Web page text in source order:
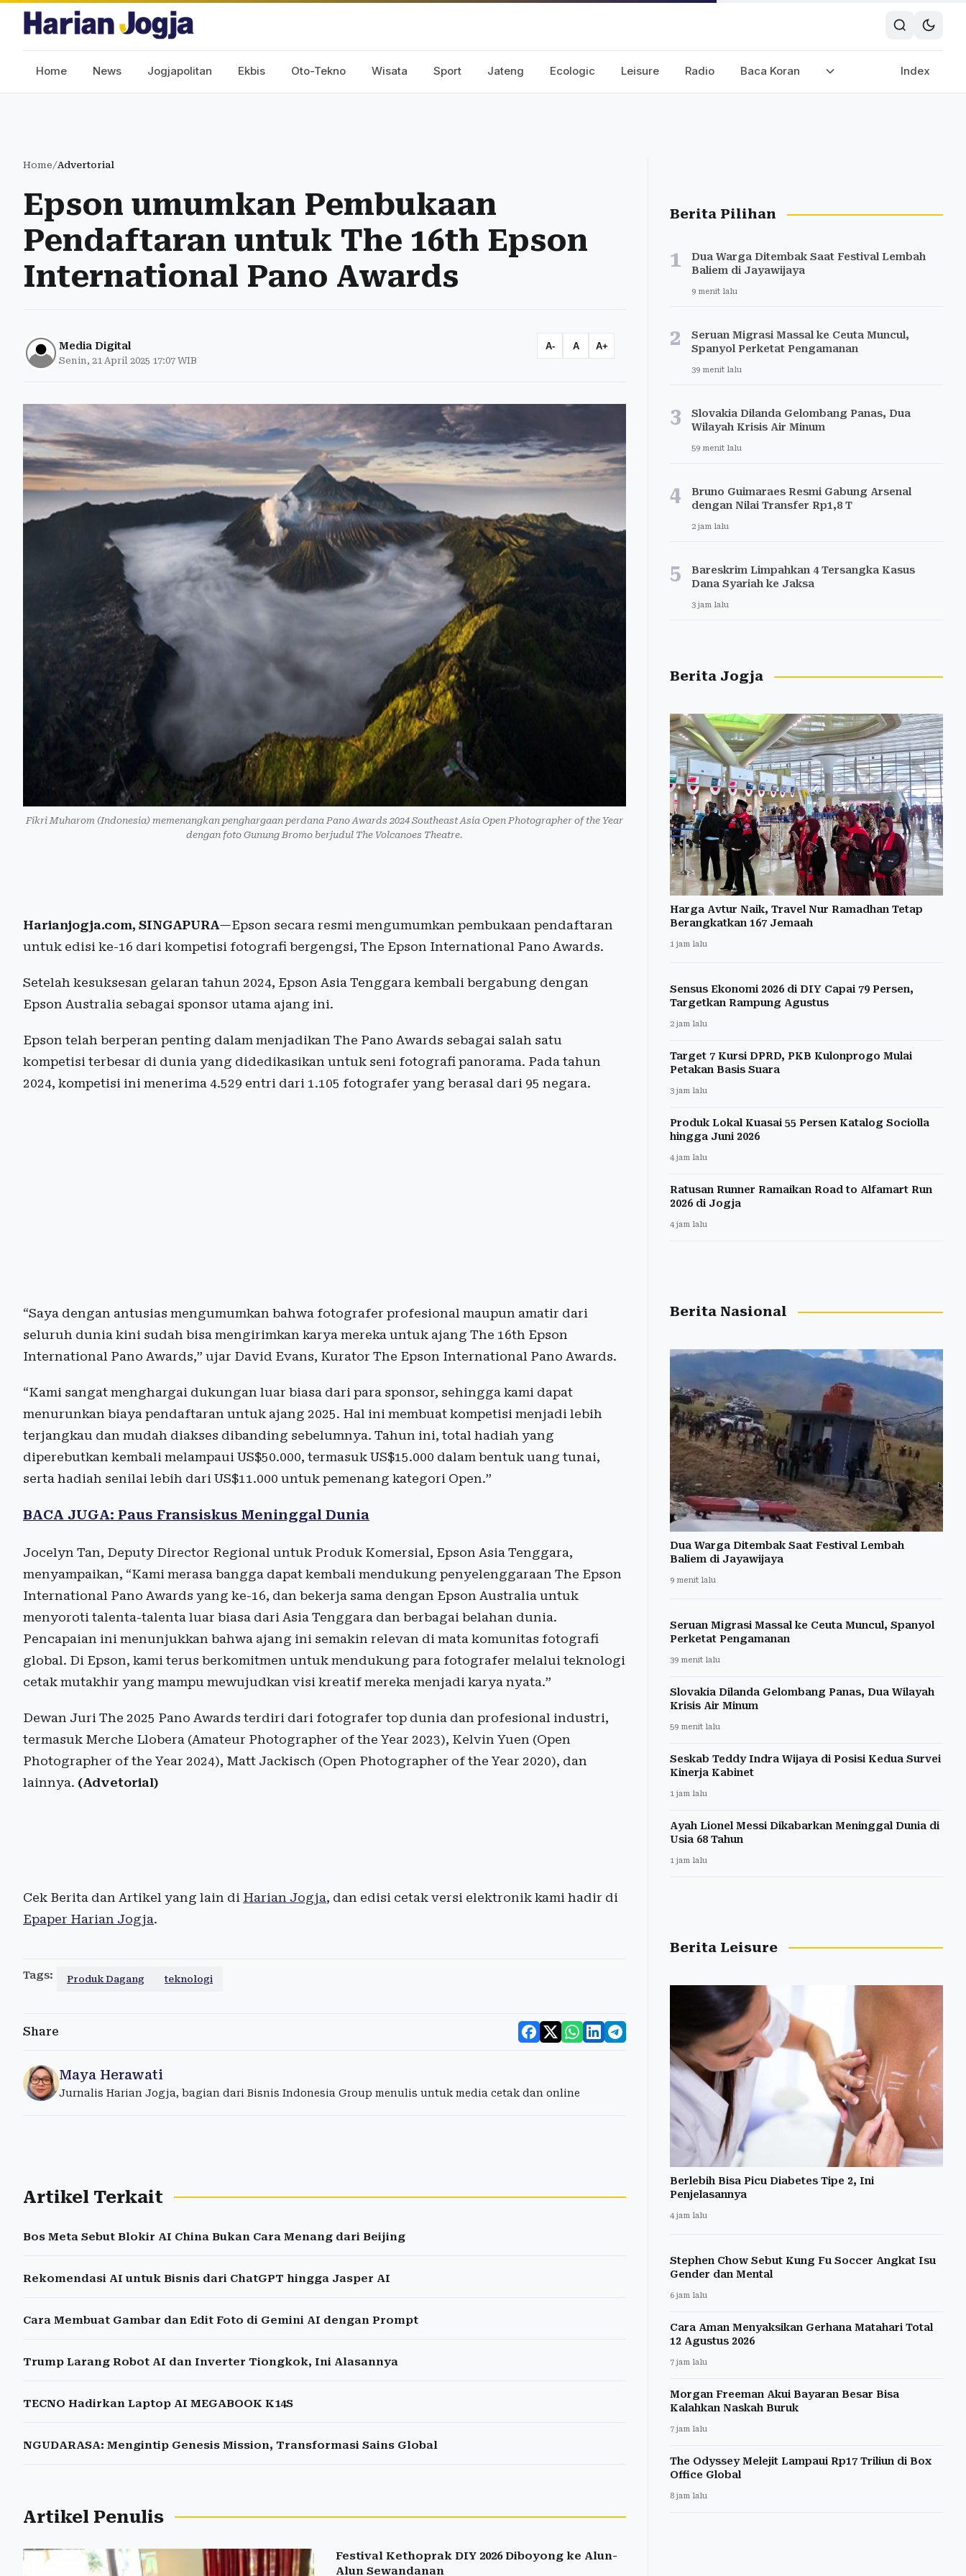
Home News Jogjapolitan Ekbis Oto-Tekno Wisata Sport Jateng Ecologic Leisure Radio Baca Koran Index
Home/Advertorial
Epson umumkan Pembukaan
Pendaftaran untuk The 16th Epson
International Pano Awards
Media Digital
Senin, 21 April 2025 17:07 WIB
A- A A+
Fikri Muharom (Indonesia) memenangkan penghargaan perdana Pano Awards 2024 Southeast Asia Open Photographer of the Year
dengan foto Gunung Bromo berjudul The Volcanoes Theatre.
Harianjogja.com, SINGAPURA—Epson secara resmi mengumumkan pembukaan pendaftaran
untuk edisi ke-16 dari kompetisi fotografi bergengsi, The Epson International Pano Awards.
Setelah kesuksesan gelaran tahun 2024, Epson Asia Tenggara kembali bergabung dengan
Epson Australia sebagai sponsor utama ajang ini.
Epson telah berperan penting dalam menjadikan The Pano Awards sebagai salah satu
kompetisi terbesar di dunia yang didedikasikan untuk seni fotografi panorama. Pada tahun
2024, kompetisi ini menerima 4.529 entri dari 1.105 fotografer yang berasal dari 95 negara.
“Saya dengan antusias mengumumkan bahwa fotografer profesional maupun amatir dari
seluruh dunia kini sudah bisa mengirimkan karya mereka untuk ajang The 16th Epson
International Pano Awards,” ujar David Evans, Kurator The Epson International Pano Awards.
“Kami sangat menghargai dukungan luar biasa dari para sponsor, sehingga kami dapat
menurunkan biaya pendaftaran untuk ajang 2025. Hal ini membuat kompetisi menjadi lebih
terjangkau dan mudah diakses dibanding sebelumnya. Tahun ini, total hadiah yang
diperebutkan kembali melampaui US$50.000, termasuk US$15.000 dalam bentuk uang tunai,
serta hadiah senilai lebih dari US$11.000 untuk pemenang kategori Open.”
BACA JUGA: Paus Fransiskus Meninggal Dunia
Jocelyn Tan, Deputy Director Regional untuk Produk Komersial, Epson Asia Tenggara,
menyampaikan, “Kami merasa bangga dapat kembali mendukung penyelenggaraan The Epson
International Pano Awards yang ke-16, dan bekerja sama dengan Epson Australia untuk
menyoroti talenta-talenta luar biasa dari Asia Tenggara dan berbagai belahan dunia.
Pencapaian ini menunjukkan bahwa ajang ini semakin relevan di mata komunitas fotografi
global. Di Epson, kami terus berkomitmen untuk mendukung para fotografer melalui teknologi
cetak mutakhir yang mampu mewujudkan visi kreatif mereka menjadi karya nyata.”
Dewan Juri The 2025 Pano Awards terdiri dari fotografer top dunia dan profesional industri,
termasuk Merche Llobera (Amateur Photographer of the Year 2023), Kelvin Yuen (Open
Photographer of the Year 2024), Matt Jackisch (Open Photographer of the Year 2020), dan
lainnya. (Advetorial)
Cek Berita dan Artikel yang lain di Harian Jogja, dan edisi cetak versi elektronik kami hadir di
Epaper Harian Jogja.
Tags: Produk Dagang teknologi
Share
Maya Herawati
Jurnalis Harian Jogja, bagian dari Bisnis Indonesia Group menulis untuk media cetak dan online
Artikel Terkait
Bos Meta Sebut Blokir AI China Bukan Cara Menang dari Beijing
Rekomendasi AI untuk Bisnis dari ChatGPT hingga Jasper AI
Cara Membuat Gambar dan Edit Foto di Gemini AI dengan Prompt
Trump Larang Robot AI dan Inverter Tiongkok, Ini Alasannya
TECNO Hadirkan Laptop AI MEGABOOK K14S
NGUDARASA: Mengintip Genesis Mission, Transformasi Sains Global
Artikel Penulis
Festival Kethoprak DIY 2026 Diboyong ke Alun-
Alun Sewandanan
Berita Pilihan
1
Dua Warga Ditembak Saat Festival Lembah
Baliem di Jayawijaya
9 menit lalu
2
Seruan Migrasi Massal ke Ceuta Muncul,
Spanyol Perketat Pengamanan
39 menit lalu
3
Slovakia Dilanda Gelombang Panas, Dua
Wilayah Krisis Air Minum
59 menit lalu
4
Bruno Guimaraes Resmi Gabung Arsenal
dengan Nilai Transfer Rp1,8 T
2 jam lalu
5
Bareskrim Limpahkan 4 Tersangka Kasus
Dana Syariah ke Jaksa
3 jam lalu
Berita Jogja
Harga Avtur Naik, Travel Nur Ramadhan Tetap
Berangkatkan 167 Jemaah
1 jam lalu
Sensus Ekonomi 2026 di DIY Capai 79 Persen,
Targetkan Rampung Agustus
2 jam lalu
Target 7 Kursi DPRD, PKB Kulonprogo Mulai
Petakan Basis Suara
3 jam lalu
Produk Lokal Kuasai 55 Persen Katalog Sociolla
hingga Juni 2026
4 jam lalu
Ratusan Runner Ramaikan Road to Alfamart Run
2026 di Jogja
4 jam lalu
Berita Nasional
Dua Warga Ditembak Saat Festival Lembah
Baliem di Jayawijaya
9 menit lalu
Seruan Migrasi Massal ke Ceuta Muncul, Spanyol
Perketat Pengamanan
39 menit lalu
Slovakia Dilanda Gelombang Panas, Dua Wilayah
Krisis Air Minum
59 menit lalu
Seskab Teddy Indra Wijaya di Posisi Kedua Survei
Kinerja Kabinet
1 jam lalu
Ayah Lionel Messi Dikabarkan Meninggal Dunia di
Usia 68 Tahun
1 jam lalu
Berita Leisure
Berlebih Bisa Picu Diabetes Tipe 2, Ini
Penjelasannya
4 jam lalu
Stephen Chow Sebut Kung Fu Soccer Angkat Isu
Gender dan Mental
6 jam lalu
Cara Aman Menyaksikan Gerhana Matahari Total
12 Agustus 2026
7 jam lalu
Morgan Freeman Akui Bayaran Besar Bisa
Kalahkan Naskah Buruk
7 jam lalu
The Odyssey Melejit Lampaui Rp17 Triliun di Box
Office Global
8 jam lalu